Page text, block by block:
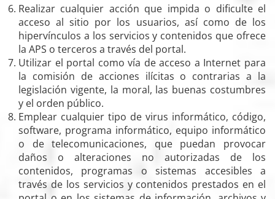
Realizar cualquier acción que impida o dificulte el
acceso al sitio por los usuarios, así como de los
hipervínculos a los servicios y contenidos que ofrece
la APS o terceros a través del portal.
Utilizar el portal como vía de acceso a Internet para
la comisión de acciones ilícitas o contrarias a la
legislación vigente, la moral, las buenas costumbres
y el orden público.
Emplear cualquier tipo de virus informático, código,
software, programa informático, equipo informático
o de telecomunicaciones, que puedan provocar
daños o alteraciones no autorizadas de los
contenidos, programas o sistemas accesibles a
través de los servicios y contenidos prestados en el